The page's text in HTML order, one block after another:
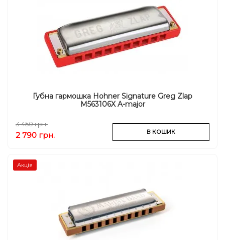
Губна гармошка Hohner Signature Greg Zlap
M563106X A-major
3 450 грн.
2 790 грн. В КОШИК
Акція